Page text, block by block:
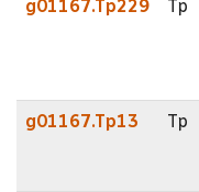
g01167.Tp229 Tp
g01167.Tp13 Tp